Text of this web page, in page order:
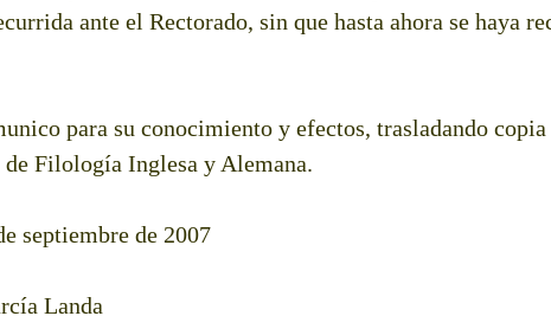
ante el Rectorado, sin que hasta ahora se haya
para su conocimiento y efectos, trasladando
de Filología Inglesa y Alemana.
septiembre de 2007
Landa